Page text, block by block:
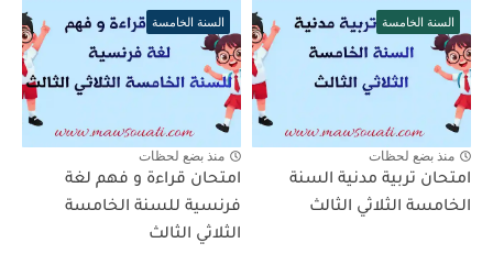
السنة الخامسة
منذ بضع لحظات
امتحان تربية مدنية السنة
الخامسة الثلاثي الثالث
السنة الخامسة
منذ بضع لحظات
امتحان قراءة و فهم لغة
فرنسية للسنة الخامسة
الثلاثي الثالث